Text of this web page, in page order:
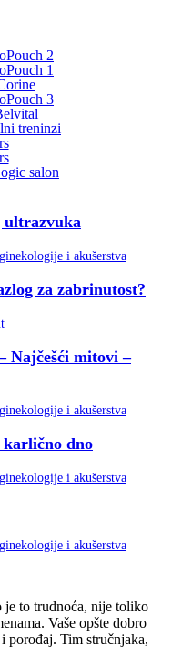
ultrazvuka
i akušerstva
za zabrinutost?
Najčešći mitovi –
i akušerstva
dno
i akušerstva
i akušerstva
je to trudnoća, nije toliko
Vaše opšte dobro
porođaj. Tim stručnjaka,